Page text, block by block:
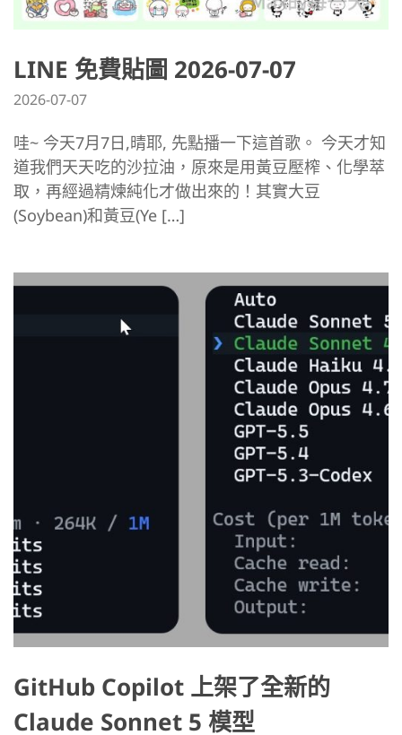
LINE 免費貼圖 2026-07-07
2026-07-07
哇~ 今天7月7日,晴耶, 先點播一下這首歌。 今天才知
道我們天天吃的沙拉油，原來是用黃豆壓榨、化學萃
取，再經過精煉純化才做出來的！其實大豆
(Soybean)和黃豆(Ye […]
GitHub Copilot 上架了全新的
Claude Sonnet 5 模型